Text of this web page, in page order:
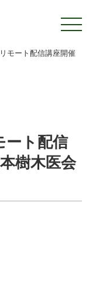
モート配信講座開催
ート配信
樹木医会